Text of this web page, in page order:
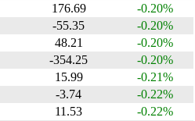
176.69
-0.20%
-55.35
-0.20%
48.21
-0.20%
-354.25
-0.20%
15.99
-0.21%
-3.74
-0.22%
11.53
-0.22%